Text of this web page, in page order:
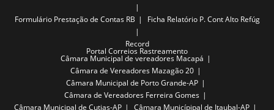
Formulário Prestação de Contas RB Ficha Relatório P. Cont Alto Refúg
Record
Portal Correios Rastreamento
Câmara Municipal de vereadores Macapá
Câmara de Vereadores Mazagão 20
Câmara Municipal de Porto Grande-AP
Câmara de Vereadores Ferreira Gomes
Câmara Municipal de Cutias-AP
Câmara Municípipal de Itaubal-AP